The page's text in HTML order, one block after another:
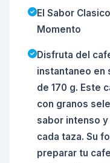
El Sabor
Momento
Disfruta del
instantaneo en
de 170 g. Este
con granos
sabor intenso
cada taza. Su
preparar tu